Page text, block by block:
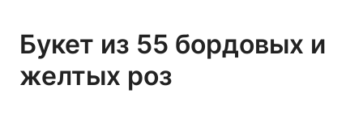
Букет из 55 бордовых и
желтых роз